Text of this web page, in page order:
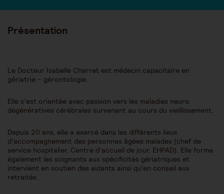
Présentation
Le Docteur Isabelle Charret est médecin capacitaire en
gériatrie – gérontologie.
Elle s’est orientée avec passion vers les maladies neuro
dégénératives cérébrales survenant au cours du vieillissement.
Depuis 20 ans, elle a exercé dans les différents lieux
d’accompagnement des personnes âgées malades (chef de
service hospitalier, Centre d’accueil de jour, EHPAD). Elle forme
également les soignants aux spécificités gériatriques et
intervient en soutien des aidants ainsi qu’en conseil aux
retraités.